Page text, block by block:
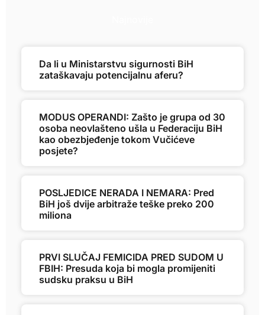
Da li u Ministarstvu sigurnosti BiH
zataškavaju potencijalnu aferu?
MODUS OPERANDI: Zašto je grupa od 30
osoba neovlašteno ušla u Federaciju BiH
kao obezbjeđenje tokom Vučićeve
posjete?
POSLJEDICE NERADA I NEMARA: Pred
BiH još dvije arbitraže teške preko 200
miliona
PRVI SLUČAJ FEMICIDA PRED SUDOM U
FBIH: Presuda koja bi mogla promijeniti
sudsku praksu u BiH